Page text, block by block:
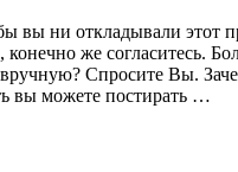
вы ни откладывали
же согласитесь.
Спросите Вы.
вы можете постирать …